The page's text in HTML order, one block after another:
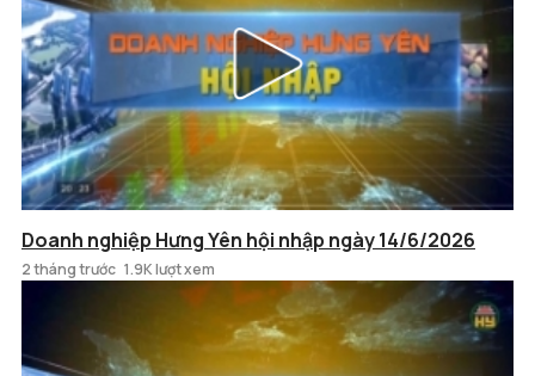
Doanh nghiệp Hưng Yên hội nhập ngày 14/6/2026
2 tháng trước 1.9K lượt xem